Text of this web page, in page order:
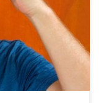
zmiany w sieci
W badaniu probanci
[…]